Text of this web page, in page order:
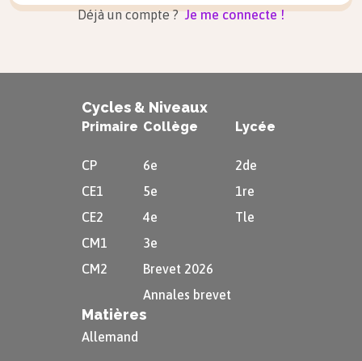
Déjà un compte ? Je me connecte !
Cycles & Niveaux
Primaire
CP
CE1
CE2
CM1
CM2
Collège
6e
5e
4e
3e
Brevet 2026
Annales brevet
Lycée
2de
1re
Tle
Matières
Allemand